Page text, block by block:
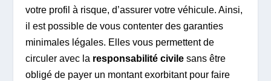
votre profil à risque, d’assurer votre véhicule. Ainsi,
il est possible de vous contenter des garanties
minimales légales. Elles vous permettent de
circuler avec la responsabilité civile sans être
obligé de payer un montant exorbitant pour faire